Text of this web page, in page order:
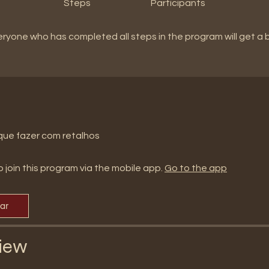
Steps Participants
who has completed all steps in the program will get a
fazer com retalhos
join this program via the mobile app. Go to the app